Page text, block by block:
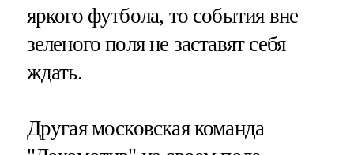
яркого футбола, то события вне
зеленого поля не заставят себя
ждать.
Другая московская команда